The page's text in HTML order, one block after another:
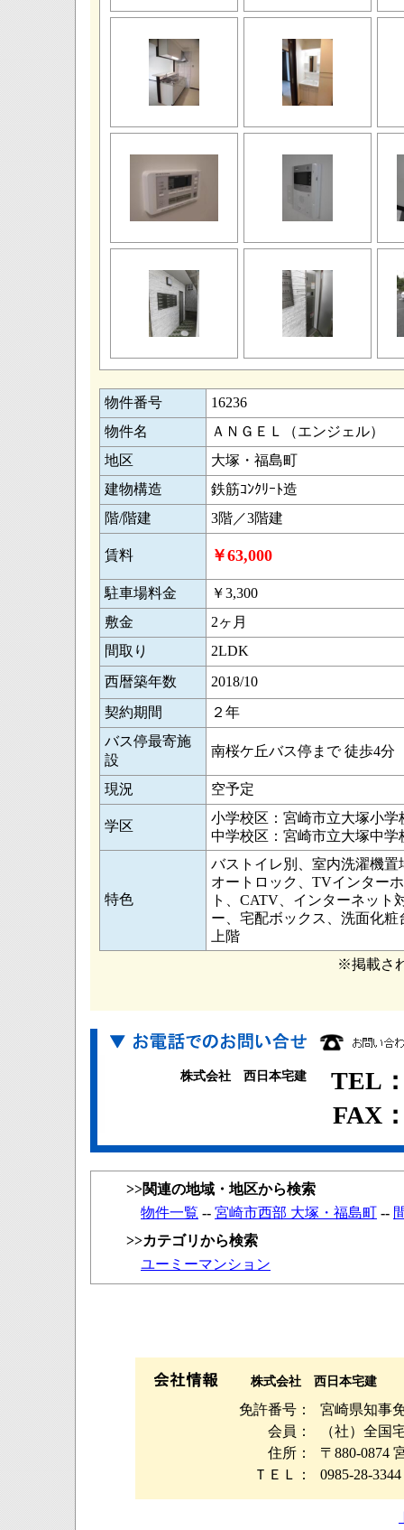
物件番号
16236
物件名
ＡＮＧＥＬ（エンジェル）
地区
大塚・福島町
建物構造
鉄筋ｺﾝｸﾘｰﾄ造
階/階建
3階／3階建
賃料 ￥63,000
駐車場料金
￥3,300
敷金
2ヶ月
間取り
2LDK
西暦築年数
2018/10
契約期間
２年
バス停最寄施
設
南桜ケ丘バス停まで 徒歩4分
現況 空予定
学区
小学校区：宮崎市立大塚小学
中学校区：宮崎市立大塚中学
特色
バストイレ別、室内洗濯機
オートロック、TVインター
ト、CATV、インターネッ
ー、宅配ボックス、洗面化
上階
※掲載さ
株式会社 西日本宅建
TEL
FAX
>>関連の地域・地区から検索
物件一覧 -- 宮崎市西部 大塚・福島町 --
>>カテゴリから検索
ユーミーマンション
株式会社 西日本宅建
免許番号：
宮崎県知事
会員：
（社）全国
住所：
〒880-0874
ＴＥＬ：
0985-28-3344